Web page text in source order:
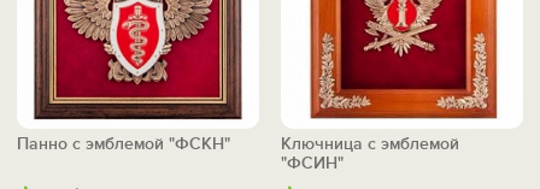
Панно с эмблемой "ФСКН"
Ключница с эмблемой
"ФСИН"